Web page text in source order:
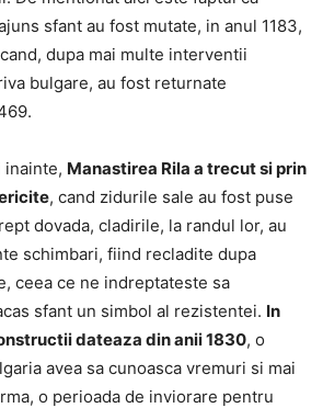
sfant au fost mutate, in anul 1183,
dupa mai multe interventii
bulgare, au fost returnate
inainte, Manastirea Rila a trecut si prin
, cand zidurile sale au fost puse
dovada, cladirile, la randul lor, au
schimbari, fiind recladite dupa
ceea ce ne indreptateste sa
sfant un simbol al rezistentei. In
dateaza din anii 1830, o
avea sa cunoasca vremuri si mai
o perioada de inviorare pentru